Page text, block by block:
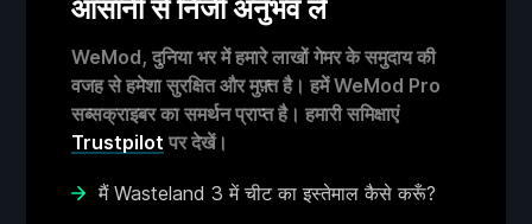
आसानी से निजी अनुभव लें
WeMod, दुनिया भर में हमारे लाखों गेमर के समुदाय की
वजह से हमेशा सुरक्षित और मुफ़्त है। हमें WeMod Pro
सब्सक्राइबर का समर्थन प्राप्त है। हमारी समिक्षाएं
Trustpilot पर देखें।
मैं Wasteland 3 में चीट का इस्तेमाल कैसे करूँ?